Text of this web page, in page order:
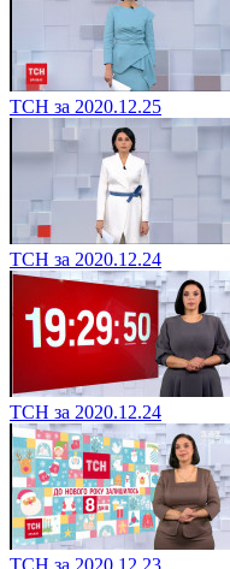
ТСН за 2020.12.25
ТСН за 2020.12.24
ТСН за 2020.12.24
ТСН за 2020.12.23